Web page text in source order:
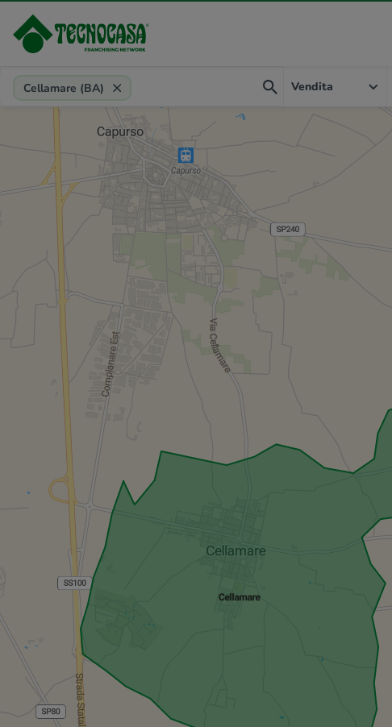
Provincia, comune, zona, riferimento
Cellamare (BA) Vendita